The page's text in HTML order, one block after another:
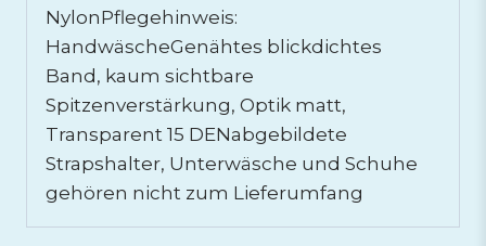
NylonPflegehinweis:
HandwäscheGenähtes blickdichtes
Band, kaum sichtbare
Spitzenverstärkung, Optik matt,
Transparent 15 DENabgebildete
Strapshalter, Unterwäsche und Schuhe
gehören nicht zum Lieferumfang